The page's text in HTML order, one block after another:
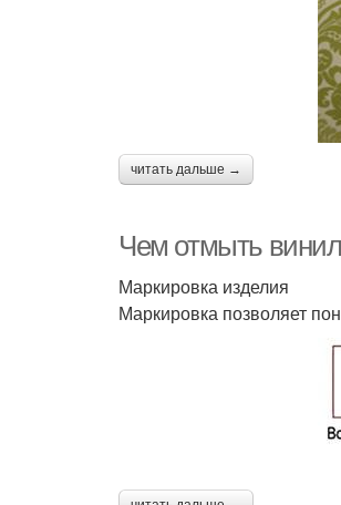
читать дальше →
Чем отмыть
Маркировка изделия
Маркировка позволяет